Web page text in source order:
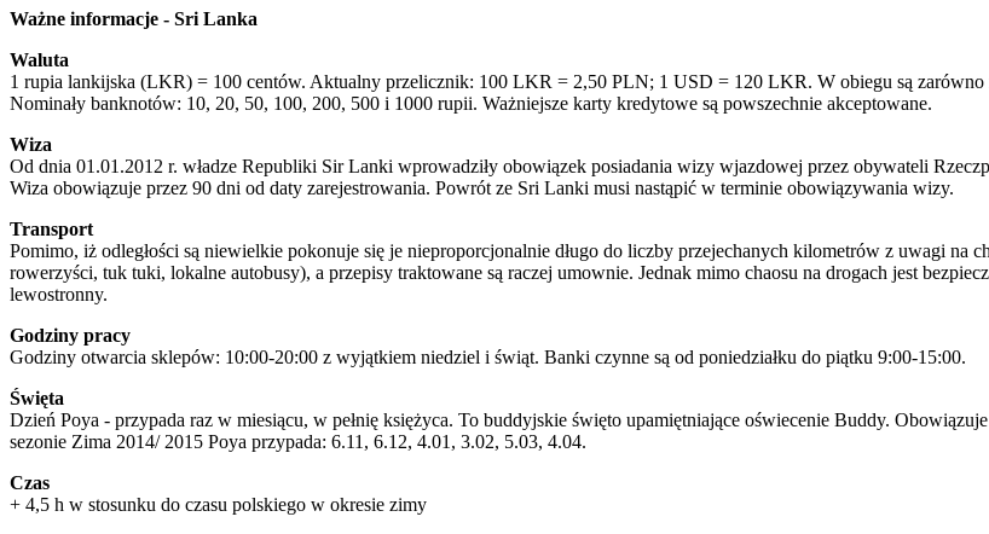
Ważne informacje - Sri Lanka
Waluta
1 rupia lankijska (LKR) = 100 centów. Aktualny przelicznik: 100 LKR = 2,50 PLN; 1 USD = 120 LKR. W obiegu są
Nominały banknotów: 10, 20, 50, 100, 200, 500 i 1000 rupii. Ważniejsze karty kredytowe są powszechnie akceptowane.
Wiza
Od dnia 01.01.2012 r. władze Republiki Sir Lanki wprowadziły obowiązek posiadania wizy wjazdowej przez obywateli
Wiza obowiązuje przez 90 dni od daty zarejestrowania. Powrót ze Sri Lanki musi nastąpić w terminie obowiązywania wizy.
Transport
Pomimo, iż odległości są niewielkie pokonuje się je nieproporcjonalnie długo do liczby przejechanych kilometrów z uwagi na
rowerzyści, tuk tuki, lokalne autobusy), a przepisy traktowane są raczej umownie. Jednak mimo chaosu na drogach jest
lewostronny.
Godziny pracy
Godziny otwarcia sklepów: 10:00-20:00 z wyjątkiem niedziel i świąt. Banki czynne są od poniedziałku do piątku 9:00-15:00.
Święta
Dzień Poya - przypada raz w miesiącu, w pełnię księżyca. To buddyjskie święto upamiętniające oświecenie Buddy.
sezonie Zima 2014/ 2015 Poya przypada: 6.11, 6.12, 4.01, 3.02, 5.03, 4.04.
Czas
+ 4,5 h w stosunku do czasu polskiego w okresie zimy